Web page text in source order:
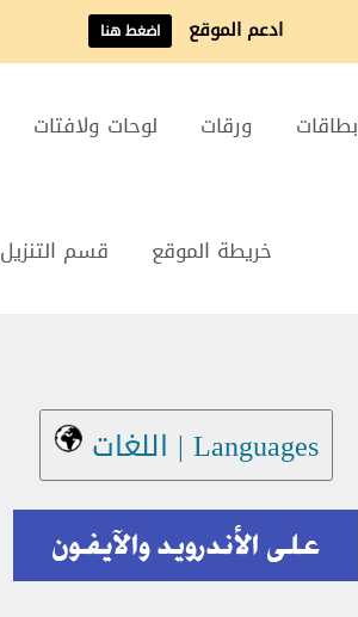
بطاقات ورقات لوحات ولافتات
خريطة الموقع قسم التنزيل
Languages | اللغات
ادعم الموقع اضغط هنا